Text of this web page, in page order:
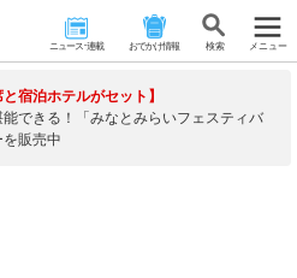
ニュース･連載 おでかけ情報 検 索 メニュー
と宿泊ホテルがセット】
できる！「みなとみらいフェスティバ
販売中